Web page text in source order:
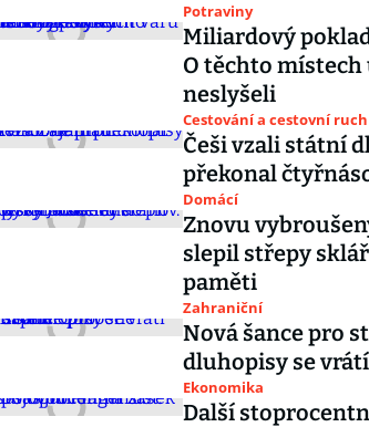
Potraviny
Miliardový
O těchto
neslyšeli
Cestování a cestovní ruch
Češi vzali státní
překonal
Domácí
Znovu
slepil střepy
paměti
Zahraniční
Nová šance pro
dluhopisy se
Ekonomika
Další